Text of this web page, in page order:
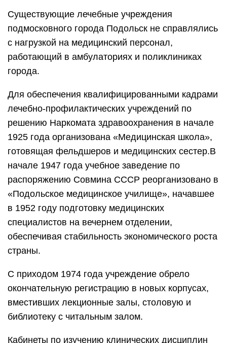
Существующие лечебные учреждения
подмосковного города Подольск не справлялись
с нагрузкой на медицинский персонал,
работающий в амбулаториях и поликлиниках
города.
Для обеспечения квалифицированными кадрами
лечебно-профилактических учреждений по
решению Наркомата здравоохранения в начале
1925 года организована «Медицинская школа»,
готовящая фельдшеров и медицинских сестер.В
начале 1947 года учебное заведение по
распоряжению Совмина СССР реорганизовано в
«Подольское медицинское училище», начавшее
в 1952 году подготовку медицинских
специалистов на вечернем отделении,
обеспечивая стабильность экономического роста
страны.
С приходом 1974 года учреждение обрело
окончательную регистрацию в новых корпусах,
вместивших лекционные залы, столовую и
библиотеку с читальным залом.
Кабинеты по изучению клинических дисциплин